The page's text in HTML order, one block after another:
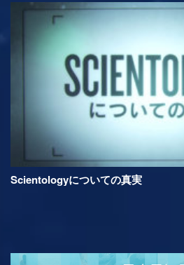
Scientologyについての真実